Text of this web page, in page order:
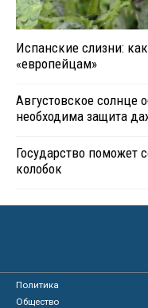
Испанские слизни:
«европейцам»
Августовское солнце
необходима защита
Государство поможет
колобок
Политика
Общество